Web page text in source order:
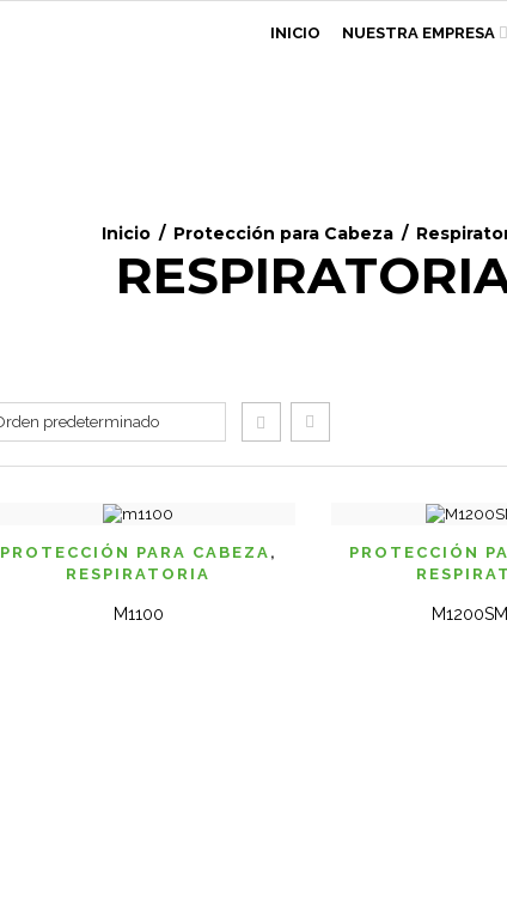
INICIO NUESTRA EMPRESA
Inicio / Protección para Cabeza /
VISTA RAPIDA
PROTECCIÓN PARA CABEZA ,
RESPIRATORIA
M1100
PROTECCIÓN